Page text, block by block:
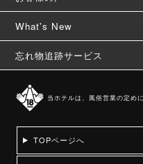
What's New
忘れ物追跡サービス
当ホテルは、風俗営業の定め
TOPページへ